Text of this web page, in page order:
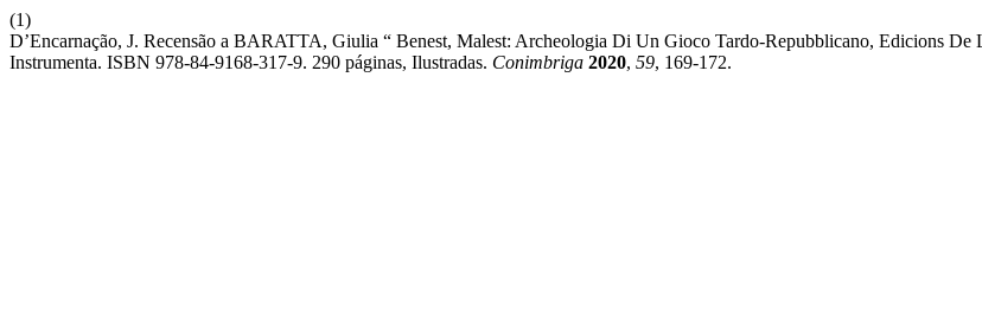
(1)
D’Encarnação, J. Recensão a BARATTA, Giulia “ Benest, Malest: Archeologia Di Un Gioco Tardo-Repubblicano, Edicions
Instrumenta. ISBN 978-84-9168-317-9. 290 páginas, Ilustradas. Conimbriga 2020, 59, 169-172.